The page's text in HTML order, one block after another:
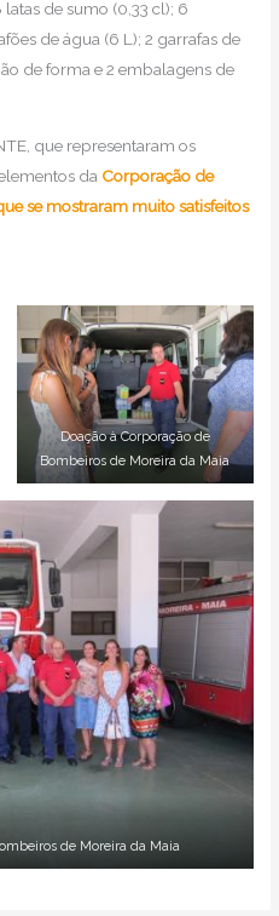
de sumo (0,33 cl); 6
de água (6 L); 2 garrafas de
de forma e 2 embalagens de
que representaram os
da Corporação de
se mostraram muito satisfeitos
Doação à Corporação de
Bombeiros de Moreira da Maia
de Moreira da Maia